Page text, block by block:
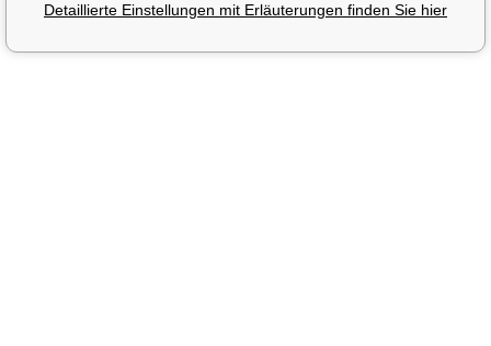
Detaillierte Einstellungen mit Erläuterungen finden Sie hier